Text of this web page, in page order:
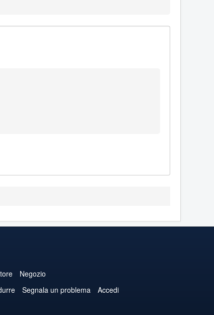
Negozio
Segnala un problema
Accedi